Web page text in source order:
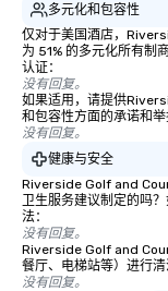
多元化和包容性
仅对于美国酒店，
为 51% 的多元化所有制
认证：
没有回复。
如果适用，请提供
和包容性方面的承诺和举
没有回复。
健康与安全
Riverside Golf and
卫生服务建议制定的吗
法：
没有回复。
Riverside Golf and
餐厅、电梯站等）进行
没有回复。